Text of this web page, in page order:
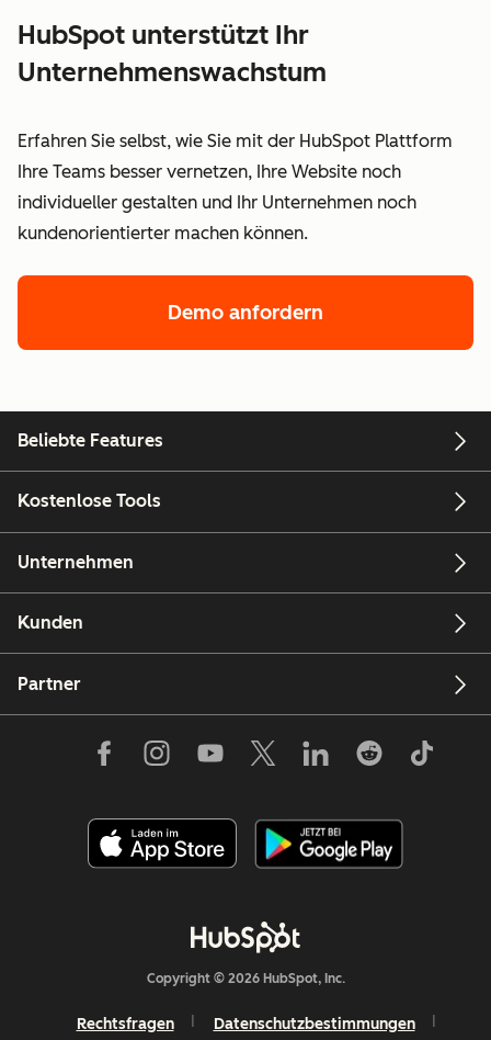
HubSpot unterstützt Ihr
Unternehmenswachstum
Erfahren Sie selbst, wie Sie mit der HubSpot Plattform
Ihre Teams besser vernetzen, Ihre Website noch
individueller gestalten und Ihr Unternehmen noch
kundenorientierter machen können.
Demo anfordern
Beliebte Features
Kostenlose Tools
Unternehmen
Kunden
Partner
Copyright © 2026 HubSpot, Inc.
Rechtsfragen Datenschutzbestimmungen